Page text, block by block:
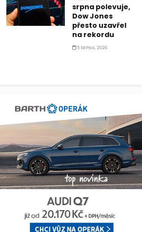
srpna polevuje,
Dow Jones
přesto uzavřel
na rekordu
5 SRPNA, 2026